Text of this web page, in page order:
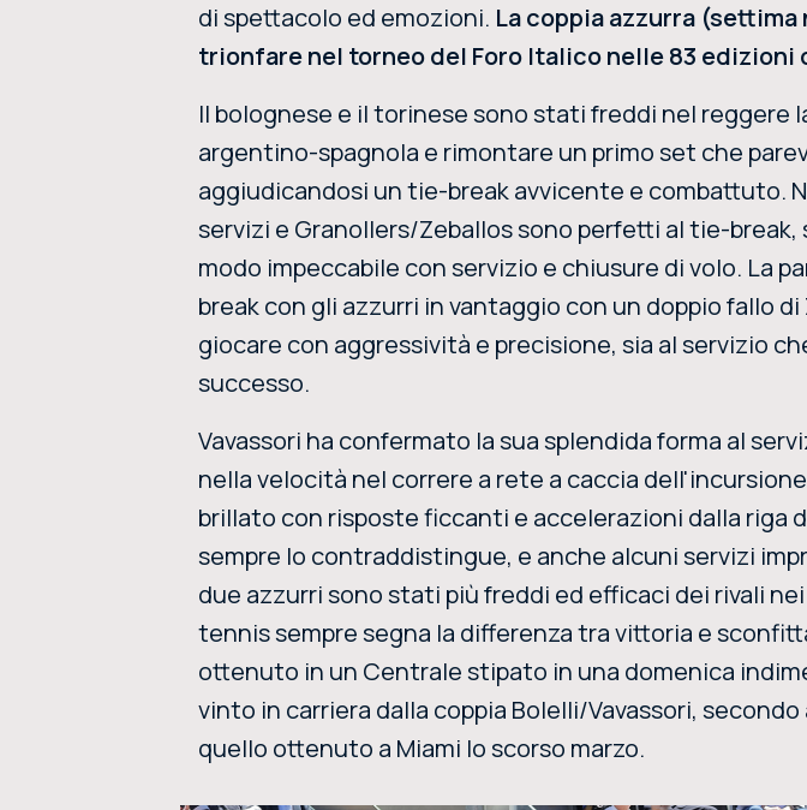
di spettacolo ed emozioni. La coppia azzurra
trionfare nel torneo del Foro Italico nelle 83 edizioni
Il bolognese e il torinese sono stati freddi nel reggere
argentino-spagnola e rimontare un primo set che
aggiudicandosi un tie-break avvicente e combattuto.
servizi e Granollers/Zeballos sono perfetti al tie-
modo impeccabile con servizio e chiusure di volo. La
break con gli azzurri in vantaggio con un doppio fallo
giocare con aggressività e precisione, sia al servizio
successo.
Vavassori ha confermato la sua splendida forma al
nella velocità nel correre a rete a caccia
brillato con risposte ficcanti e accelerazioni dalla riga
sempre lo contraddistingue, e anche alcuni servizi
due azzurri sono stati più freddi ed efficaci dei rivali
tennis sempre segna la differenza tra vittoria e
ottenuto in un Centrale stipato in una domenica
vinto in carriera dalla coppia Bolelli/Vavassori,
quello ottenuto a Miami lo scorso marzo.